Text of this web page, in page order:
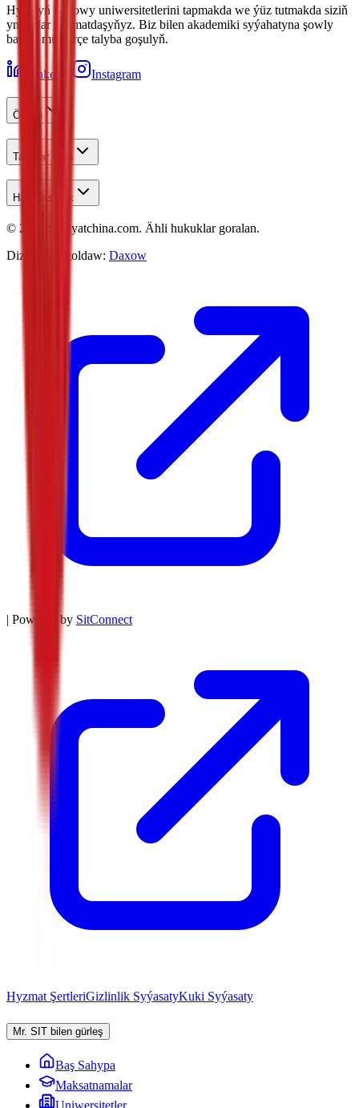
Hytaýyň iň gowy uniwersitetlerini tapmakda we ýüz tutmakda siziň
ynamdar hyzmatdaşyňyz. Biz bilen akademiki syýahatyna şowly
başlan müňlerçe talyba goşulyň.
LinkedIn Instagram
Öwren
Talyplar Üçin
Habarlaşmak
© 2026 Studyatchina.com. Ähli hukuklar goralan.
Dizaýn we goldaw: Daxow
| Powered by SitConnect
Hyzmat ŞertleriGizlinlik SyýasatyKuki Syýasaty
Mr. SIT bilen gürleş
Baş Sahypa
Maksatnamalar
Uniwersitetler